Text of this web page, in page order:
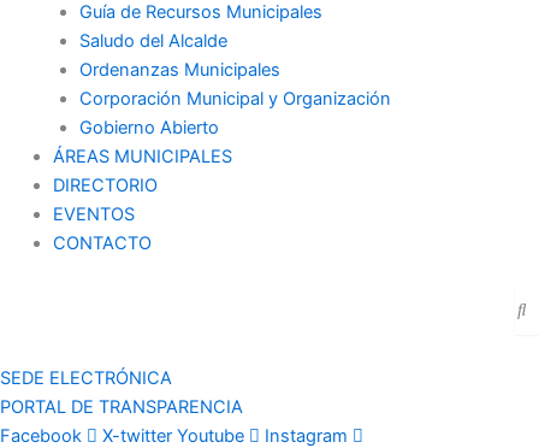
Guía de Recursos Municipales
Saludo del Alcalde
Ordenanzas Municipales
Corporación Municipal y Organización
Gobierno Abierto
ÁREAS MUNICIPALES
DIRECTORIO
EVENTOS
CONTACTO
SEDE ELECTRÓNICA
PORTAL DE TRANSPARENCIA
Facebook
X-twitter Youtube Instagram